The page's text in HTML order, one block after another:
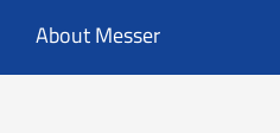
About Messer